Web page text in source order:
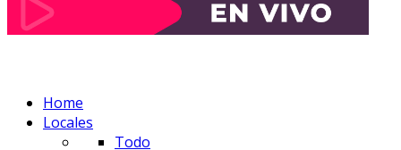
Home
Locales
Todo